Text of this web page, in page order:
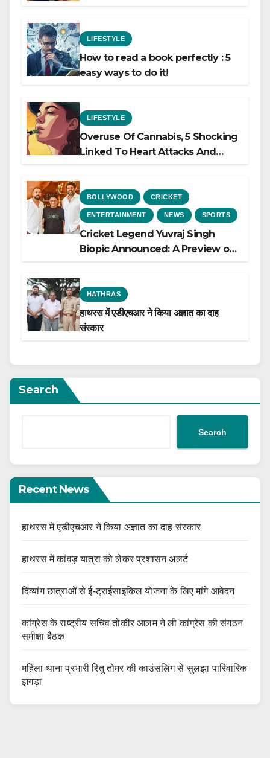
LIFESTYLE
How to read a book perfectly : 5
easy ways to do it!
LIFESTYLE
Overuse Of Cannabis, 5 Shocking
Linked To Heart Attacks And
BOLLYWOOD CRICKET
ENTERTAINMENT NEWS SPORTS
Cricket Legend Yuvraj Singh
Biopic Announced: A Preview of
HATHRAS
हाथरस में एडीएचआर ने किया अज्ञात का दाह
संस्कार
Search
Search
Recent News
हाथरस में एडीएचआर ने किया अज्ञात का दाह संस्कार
हाथरस में कांवड़ यात्रा को लेकर प्रशासन अलर्ट
दिव्यांग छात्राओं से ई-ट्राईसाइकिल योजना के लिए मांगे आवेदन
कांग्रेस के राष्ट्रीय सचिव तोकीर आलम ने ली कांग्रेस की संगठन
समीक्षा बैठक
महिला थाना प्रभारी रितु तोमर की काउंसलिंग से सुलझा पारिवारिक
झगड़ा